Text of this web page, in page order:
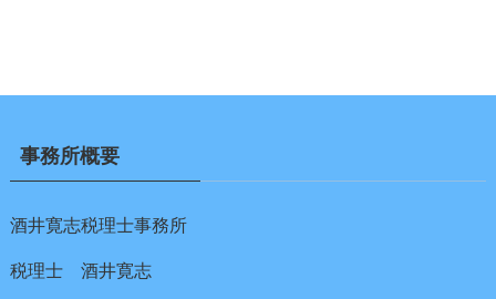
事務所概要
酒井寛志税理士事務所
税理士 酒井寛志